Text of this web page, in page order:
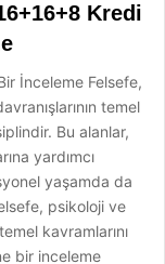
Kredi
İnceleme Felsefe,
temel
Bu alanlar,
yardımcı
yaşamda da
psikoloji ve
kavramlarını
bir inceleme